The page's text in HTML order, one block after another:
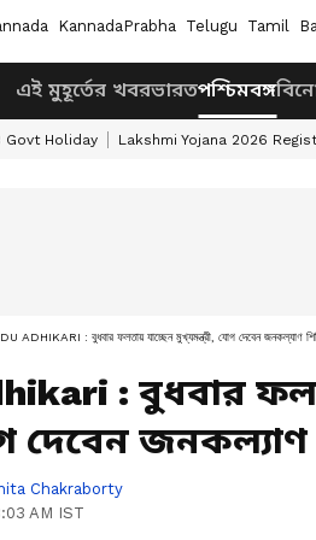
KannadaPrabha Telugu Tamil
এই মুহূর্তের খবরভারতপশ্চিমবঙ্গ
Govt Holiday Lakshmi Yojana 2026
ADHIKARI : বুধবার ফলতায় যাচ্ছেন মুখ্যমন্ত্রী, যোগ দেবেন জনকল্যাণ
: বুধবার
দেবেন জনকল্যাণ
Chakraborty
AM IST